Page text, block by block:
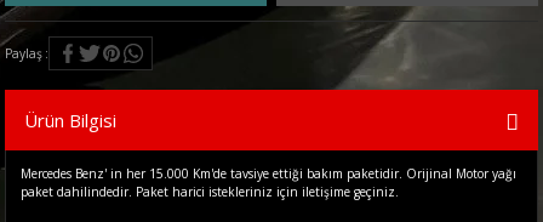
Paylaş
Ürün Bilgisi
Mercedes Benz' in her 15.000 Km'de tavsiye ettiği bakım paketidir. Orijinal Motor yağı
paket dahilindedir. Paket harici istekleriniz için iletişime geçiniz.